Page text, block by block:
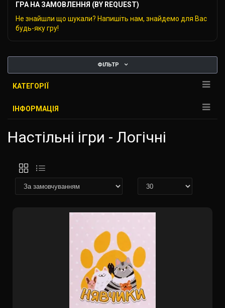
ГРА НА ЗАМОВЛЕННЯ (BY REQUEST)
Не знайшли що шукали? Напишіть нам, знайдемо для Вас
будь-яку гру!
ФІЛЬТР
КАТЕГОРІЇ
ІНФОРМАЦІЯ
Настільні ігри - Логічні